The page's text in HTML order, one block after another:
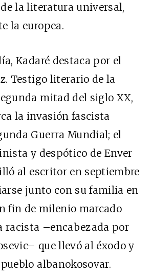
la literatura universal,
la europea.
Kadaré destaca por el
Testigo literario de la
mitad del siglo XX,
la invasión fascista
Guerra Mundial; el
y despótico de Enver
al escritor en septiembre
junto con su familia en
fin de milenio marcado
racista –encabezada por
que llevó al éxodo y
albanokosovar.